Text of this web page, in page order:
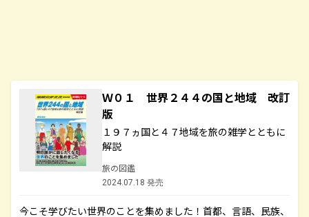
Ｗ０１ 世界２４４の国と地域 改訂
版
１９７ヵ国と４７地域を旅の雑学とともに
解説
旅の図鑑
2024.07.18 発売
今こそ学びたい世界のことを集めました！首都、言語、民族、